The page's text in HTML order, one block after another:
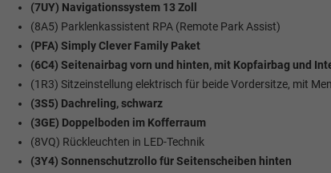
(7UY) Navigationssystem 13 Zoll
(8A5) Parklenkassistent RPA (Remote Park Assist)
(PFA) Simply Clever Family Paket
(6C4) Seitenairbag vorn und hinten, mit Kopfairbag und
(1R3) Sitzeinstellung elektrisch für beide Vordersitze, mit
(3S5) Dachreling, schwarz
(3GE) Doppelboden im Kofferraum
(8VQ) Rückleuchten in LED-Technik
(3Y4) Sonnenschutzrollo für Seitenscheiben hinten
Verkauf
Tel. 04181/2176-24
schael@take-your-car.de
Verkauf
wollschlaeger@take-your-